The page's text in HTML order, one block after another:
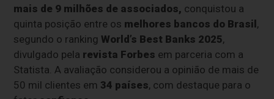
mais de 9 milhões de associados, conquistou a
quinta posição entre os melhores bancos do Brasil,
segundo o rankingWorld’s Best Banks 2025,
divulgado pela revista Forbes em parceria com a
Statista. A avaliação considerou a opinião de mais de
50 mil clientes em 34 países, com destaque para o